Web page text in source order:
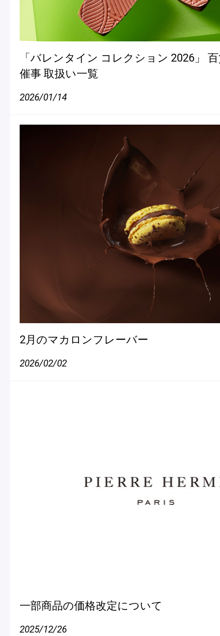
「バレンタイン コレクション 2026」
催事 取扱い一覧
2026/01/14
2月のマカロンフレーバー
2026/02/02
一部商品の価格改定について
2025/12/26